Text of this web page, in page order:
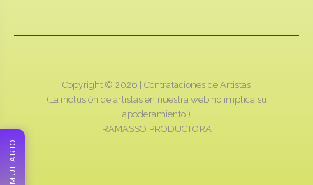
Copyright © 2026 | Contrataciones de Artistas
(La inclusión de artistas en nuestra web no implica su
apoderamiento.)
RAMASSO PRODUCTORA
FORMULARIO